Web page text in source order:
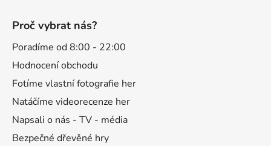
y
Proč vybrat nás?
Poradíme od 8:00 - 22:00
Hodnocení obchodu
Fotíme vlastní fotografie her
Natáčíme videorecenze her
Napsali o nás - TV - média
Bezpečné dřevěné hry